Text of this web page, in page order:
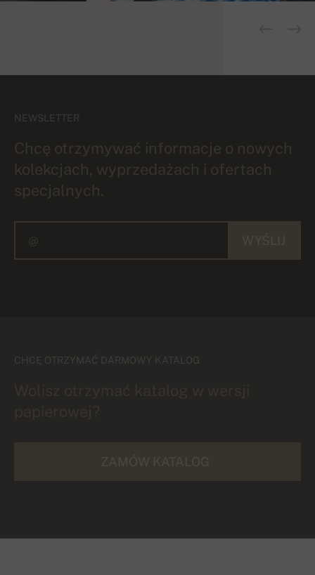
NEWSLETTER
Chcę otrzymywać informacje o nowych
kolekcjach, wyprzedażach i ofertach
specjalnych.
CHCĘ OTRZYMAĆ DARMOWY KATALOG